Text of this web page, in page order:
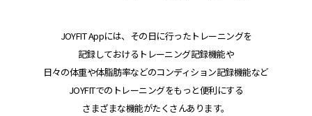
JOYFIT Appには、その日に行ったトレーニングを
記録しておけるトレーニング記録機能や
日々の体重や体脂肪率などのコンディション記録機能など
JOYFITでのトレーニングをもっと便利にする
さまざまな機能がたくさんあります。